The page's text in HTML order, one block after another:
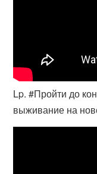
Lp. #Пройти до
выживание на